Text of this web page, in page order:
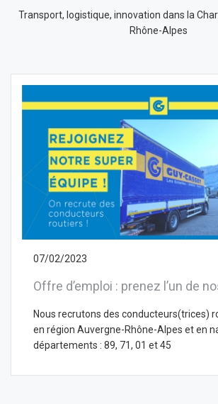
Transport, logistique, innovation dans la
Rhône-Alpes
07/02/2023
Offre d’emploi : prenez l’un de
Nous recrutons des conducteurs(trices)
en région Auvergne-Rhône-Alpes et en
départements : 89, 71, 01 et 45